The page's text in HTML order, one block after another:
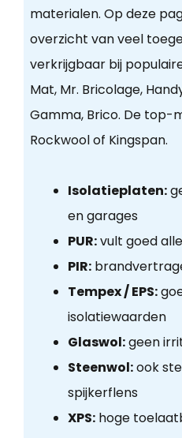
materialen. Op deze
overzicht van veel
verkrijgbaar bij
Mat, Mr. Bricolage,
Gamma, Brico. De top-
Rockwool of Kingspan.
Isolatieplaten:
en garages
PUR:vult goed
PIR:
Tempex / EPS:
isolatiewaarden
Glaswol:geen
Steenwol:ook
spijkerflens
XPS:hoge